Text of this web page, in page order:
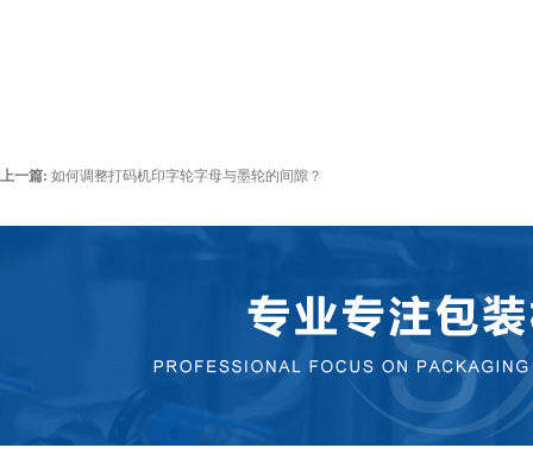
上一篇: 如何调整打码机印字轮字母与墨轮的间隙？